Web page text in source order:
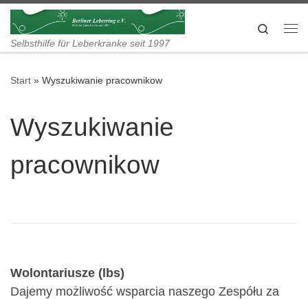
Zum Inhalt springen
Selbsthilfe für Leberkranke seit 1997
Search
Start » Wyszukiwanie pracownikow
Wyszukiwanie
pracownikow
Wolontariusze (lbs)
Dajemy możliwość wsparcia naszego Zespółu za